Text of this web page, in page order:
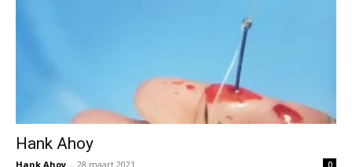
Hank Ahoy
Hank Ahoy - 28 maart 2021 0